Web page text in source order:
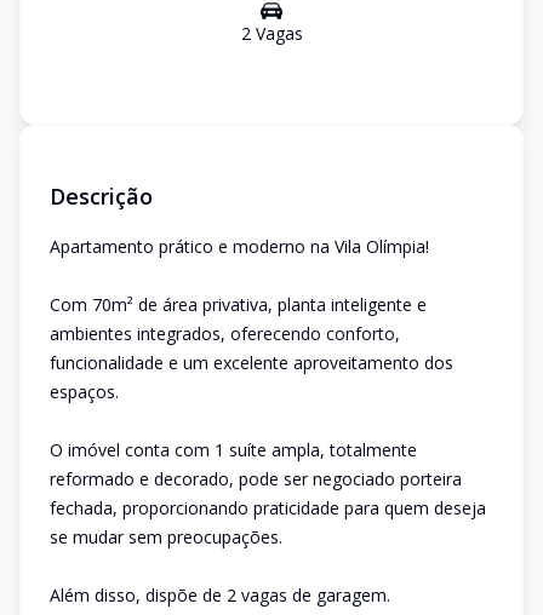
2Vagas
Descrição
Apartamento prático e moderno na Vila Olímpia!
Com 70m² de área privativa, planta inteligente e
ambientes integrados, oferecendo conforto,
funcionalidade e um excelente aproveitamento dos
espaços.
O imóvel conta com 1 suíte ampla, totalmente
reformado e decorado, pode ser negociado porteira
fechada, proporcionando praticidade para quem deseja
se mudar sem preocupações.
Além disso, dispõe de 2 vagas de garagem.